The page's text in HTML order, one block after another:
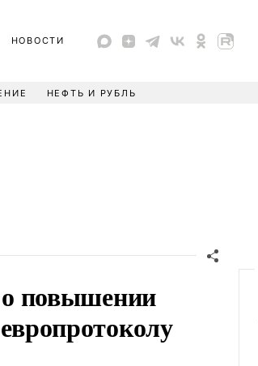
НОВОСТИ
НЕФТЬ И РУБЛЬ
о повышении